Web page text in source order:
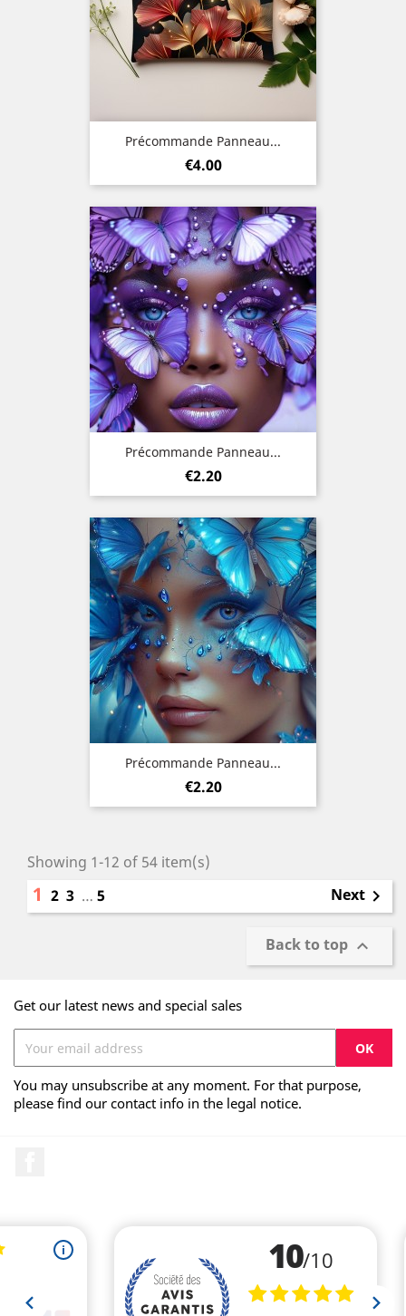
Précommande Panneau...
Price
€4.00
Précommande Panneau...
Price
€2.20
Précommande Panneau...
Price
€2.20
Showing 1-12 of 54 item(s)
1 2 3 … 5 Next 
Back to top 
Get our latest news and special sales
You may unsubscribe at any moment. For that purpose,
please find our contact info in the legal notice.